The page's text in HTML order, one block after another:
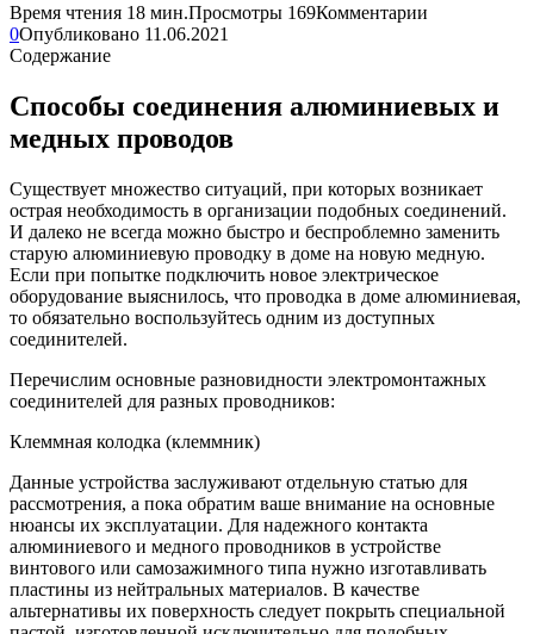
Время чтения 18 мин.Просмотры 169Комментарии
0Опубликовано 11.06.2021
Содержание
Способы соединения алюминиевых и
медных проводов
Существует множество ситуаций, при которых возникает
острая необходимость в организации подобных соединений.
И далеко не всегда можно быстро и беспроблемно заменить
старую алюминиевую проводку в доме на новую медную.
Если при попытке подключить новое электрическое
оборудование выяснилось, что проводка в доме алюминиевая,
то обязательно воспользуйтесь одним из доступных
соединителей.
Перечислим основные разновидности электромонтажных
соединителей для разных проводников:
Клеммная колодка (клеммник)
Данные устройства заслуживают отдельную статью для
рассмотрения, а пока обратим ваше внимание на основные
нюансы их эксплуатации. Для надежного контакта
алюминиевого и медного проводников в устройстве
винтового или самозажимного типа нужно изготавливать
пластины из нейтральных материалов. В качестве
альтернативы их поверхность следует покрыть специальной